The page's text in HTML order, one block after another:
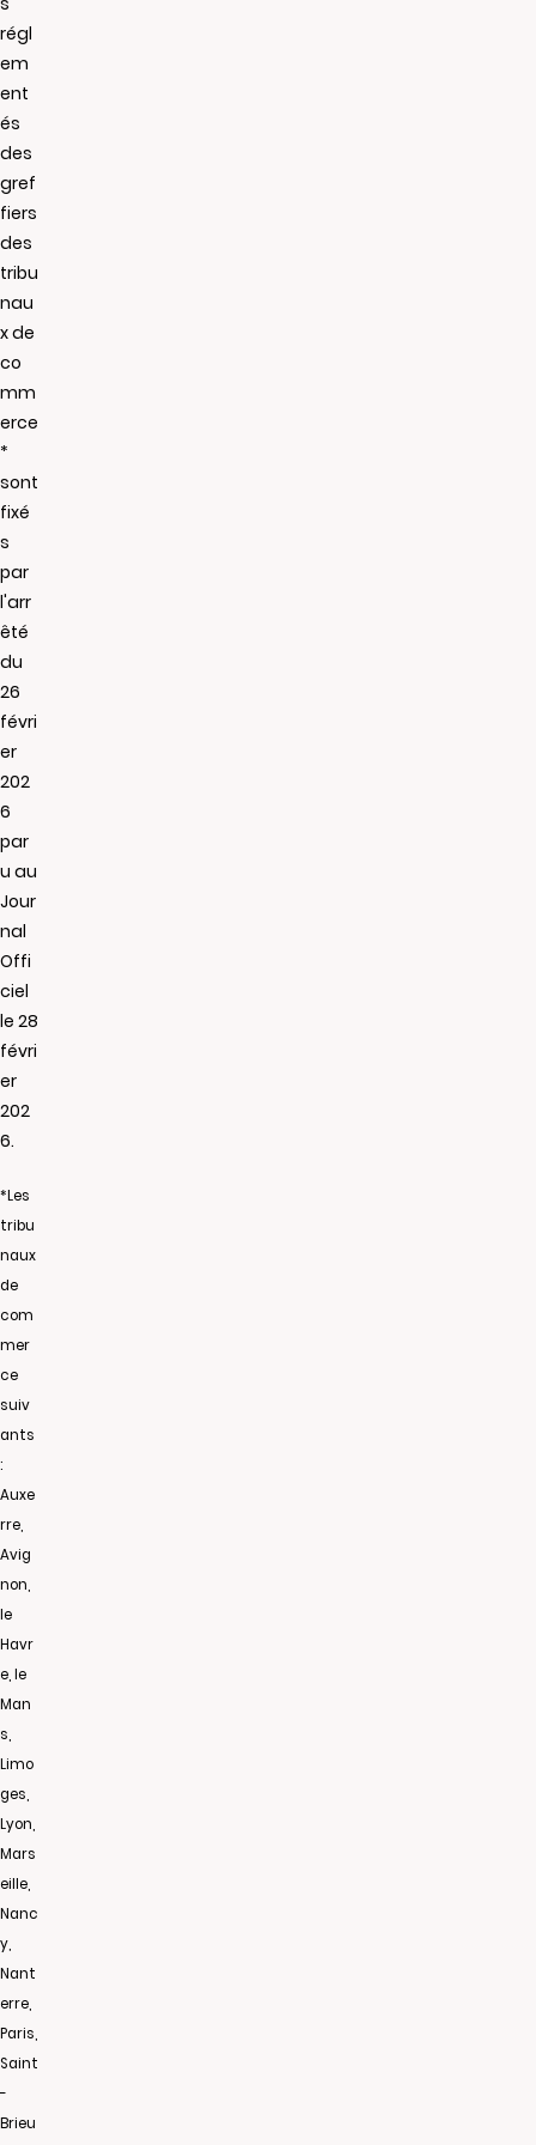
régl
em
ent
és
des
gref
fiers
des
tribu
nau
x de
co
mm
erce
*
sont
fixé
s
par
l'arr
êté
du
26
févri
er
202
6
par
u au
Jour
nal
Offi
ciel
le 28
févri
er
202
6.
*Les
tribu
naux
de
com
mer
ce
suiv
ants
:
Auxe
rre,
Avig
non,
le
Havr
e, le
Man
s,
Limo
ges,
Lyon,
Mars
eille,
Nanc
y,
Nant
erre,
Paris,
Saint
-
Brieu